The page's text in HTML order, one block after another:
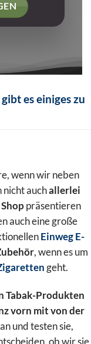
es einiges zu
wenn wir neben
auchallerlei
präsentieren
auch eine große
Einweg E-
, wenn es um
geht.
Tabak-Produkten
vorn mit von der
und testen sie,